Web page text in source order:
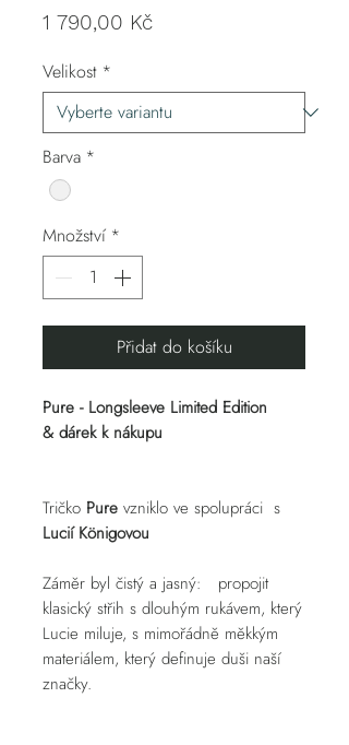
1 790,00 KčCena
Velikost *
Barva *
Množství *
Přidat do košíku
Pure - Longsleeve Limited Edition
& dárek k nákupu
Tričko Pure vzniklo ve spolupráci s
Lucií Königovou
Záměr byl čistý a jasný: propojit
klasický střih s dlouhým rukávem, který
Lucie miluje, s mimořádně měkkým
materiálem, který definuje duši naší
značky.